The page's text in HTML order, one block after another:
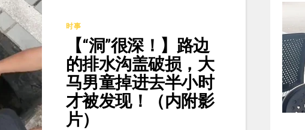
时事
【“洞”很深！】路边
的排水沟盖破损，大
马男童掉进去半小时
才被发现！（内附影
片）